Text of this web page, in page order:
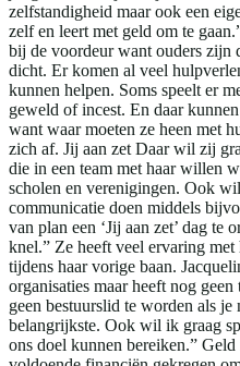
zelfstandigheid maar ook een
zelf en leert met geld om te
bij de voordeur want ouders zijn
dicht. Er komen al veel
kunnen helpen. Soms speelt er
geweld of incest. En daar
want waar moeten ze heen met
zich af. Jij aan zet Daar wil zij
die in een team met haar willen
scholen en verenigingen. Ook
communicatie doen middels
van plan een ‘Jij aan zet’ dag te
knel.” Ze heeft veel ervaring
tijdens haar vorige baan.
organisaties maar heeft nog
geen bestuurslid te worden als
belangrijkste. Ook wil ik graag
ons doel kunnen bereiken.”